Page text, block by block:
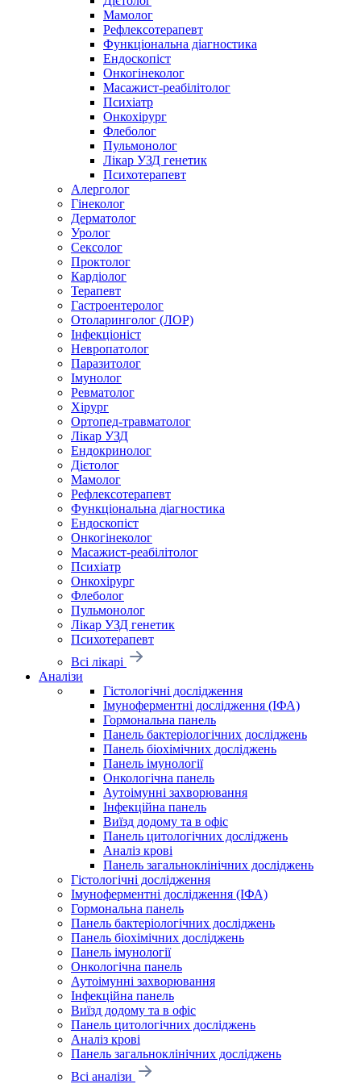
Мамолог
Рефлексотерапевт
Функціональна діагностика
Ендоскопіст
Онкогінеколог
Масажист-реабілітолог
Психіатр
Онкохірург
Флеболог
Пульмонолог
Лікар УЗД генетик
Психотерапевт
Алерголог
Гінеколог
Дерматолог
Уролог
Сексолог
Проктолог
Кардіолог
Терапевт
Гастроентеролог
Отоларинголог (ЛОР)
Інфекціоніст
Невропатолог
Паразитолог
Імунолог
Ревматолог
Хірург
Ортопед-травматолог
Лікар УЗД
Ендокринолог
Дієтолог
Мамолог
Рефлексотерапевт
Функціональна діагностика
Ендоскопіст
Онкогінеколог
Масажист-реабілітолог
Психіатр
Онкохірург
Флеболог
Пульмонолог
Лікар УЗД генетик
Психотерапевт
Всі лікарі
Аналізи
Гістологічні дослідження
Імуноферментні дослідження (ІФА)
Гормональна панель
Панель бактеріологічних досліджень
Панель біохімічних досліджень
Панель імунології
Онкологічна панель
Аутоімунні захворювання
Інфекційна панель
Виїзд додому та в офіс
Панель цитологічних досліджень
Аналіз крові
Панель загальноклінічних досліджень
Гістологічні дослідження
Імуноферментні дослідження (ІФА)
Гормональна панель
Панель бактеріологічних досліджень
Панель біохімічних досліджень
Панель імунології
Онкологічна панель
Аутоімунні захворювання
Інфекційна панель
Виїзд додому та в офіс
Панель цитологічних досліджень
Аналіз крові
Панель загальноклінічних досліджень
Всі аналізи